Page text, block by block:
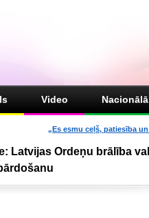
Video
„Es esmu ceļš, patiesība
Latvijas Ordeņu brālība